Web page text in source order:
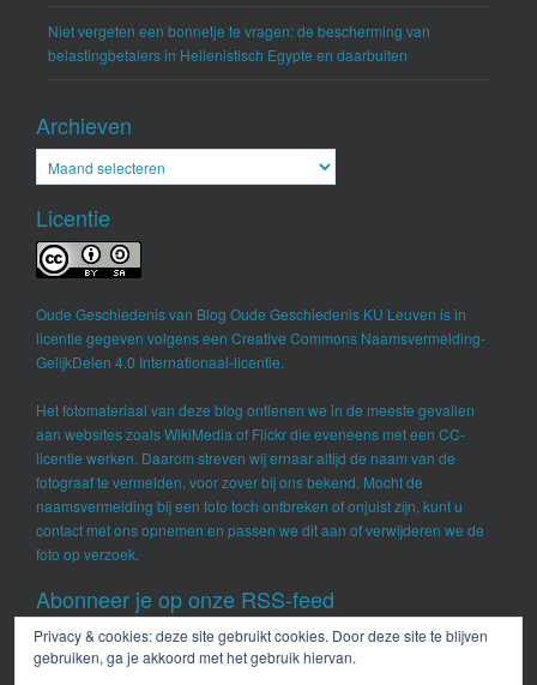
Niet vergeten een bonnetje te vragen: de bescherming van
belastingbetalers in Hellenistisch Egypte en daarbuiten
Archieven
Archieven
Licentie
Oude Geschiedenisvan Blog Oude Geschiedenis KU Leuven is in
licentie gegeven volgens een Creative Commons Naamsvermelding-
GelijkDelen 4.0 Internationaal-licentie.
Het fotomateriaal van deze blog ontlenen we in de meeste gevallen
aan websites zoals WikiMedia of Flickr die eveneens met een CC-
licentie werken. Daarom streven wij ernaar altijd de naam van de
fotograaf te vermelden, voor zover bij ons bekend. Mocht de
naamsvermelding bij een foto toch ontbreken of onjuist zijn, kunt u
contact met ons opnemen en passen we dit aan of verwijderen we de
foto op verzoek.
Abonneer je op onze RSS-feed
RSS - berichten
Privacy & cookies: deze site gebruikt cookies. Door deze site te blijven
gebruiken, ga je akkoord met het gebruik hiervan.